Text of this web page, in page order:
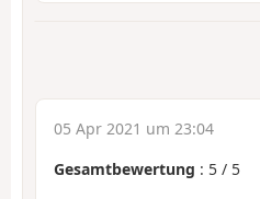
05 Apr 2021 um 23:04
Gesamtbewertung : 5 / 5